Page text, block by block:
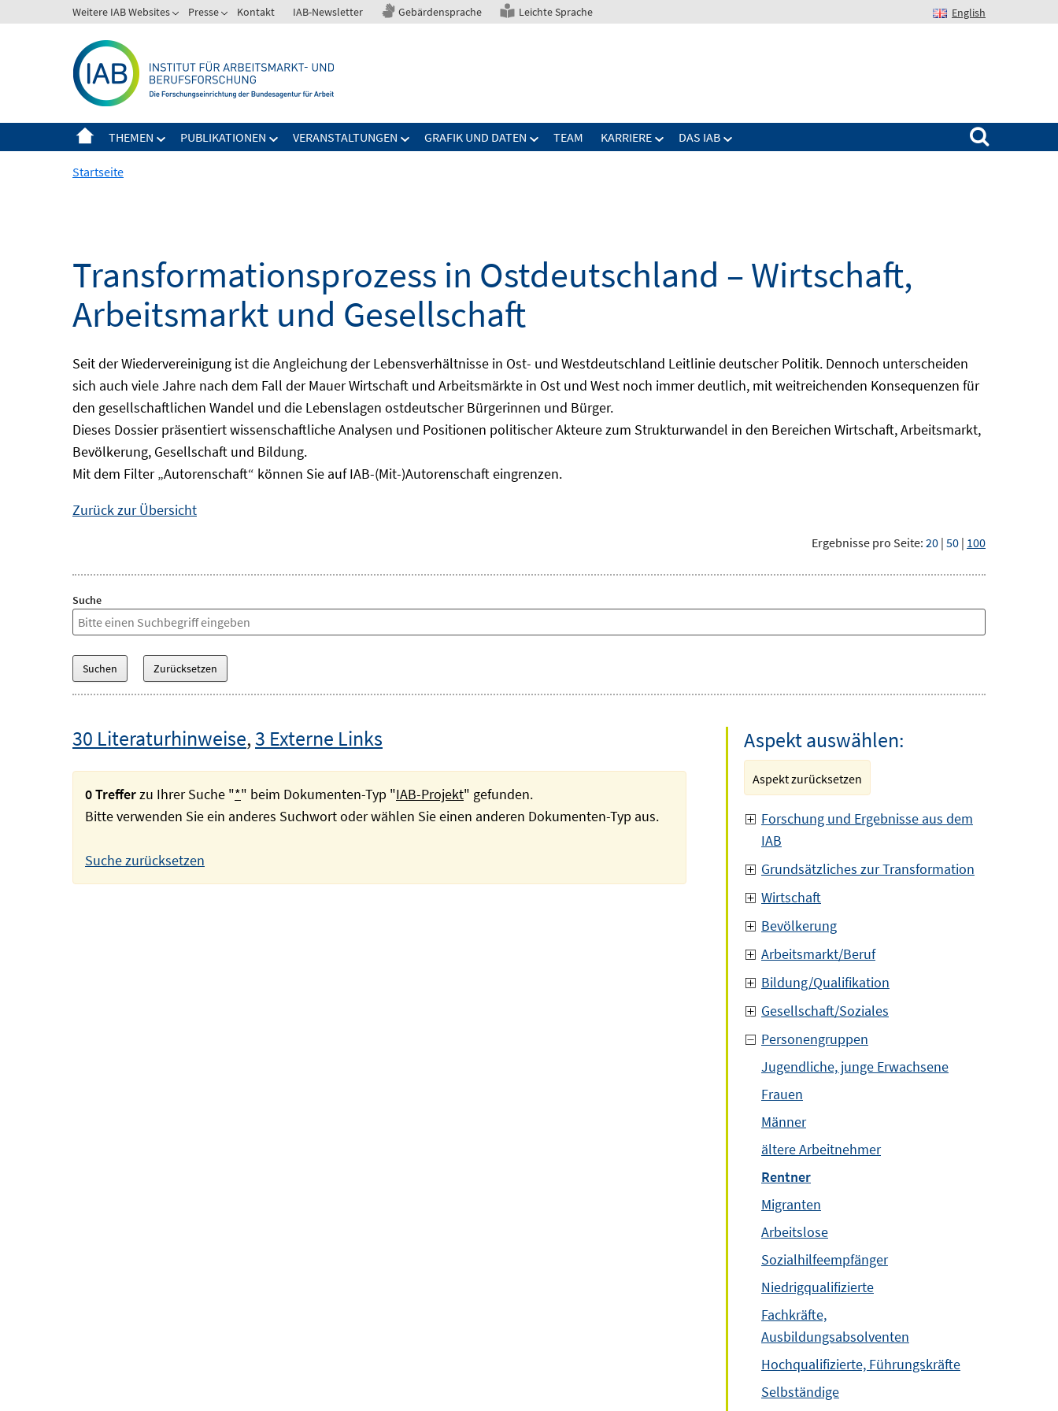
zum
Weitere IAB Websites Presse Kontakt IAB-Newsletter Gebärdensprache Leichte Sprache English
THEMEN PUBLIKATIONEN VERANSTALTUNGEN GRAFIK UND DATEN TEAM KARRIERE DAS IAB
Suchen nach:
Startseite
Transformationsprozess in Ostdeutschland – Wirtschaft,
Arbeitsmarkt und Gesellschaft
Seit der Wiedervereinigung ist die Angleichung der Lebensverhältnisse in Ost- und Westdeutschland Leitlinie deutscher Politik. Dennoch unterscheiden
sich auch viele Jahre nach dem Fall der Mauer Wirtschaft und Arbeitsmärkte in Ost und West noch immer deutlich, mit weitreichenden Konsequenzen für
den gesellschaftlichen Wandel und die Lebenslagen ostdeutscher Bürgerinnen und Bürger.
Dieses Dossier präsentiert wissenschaftliche Analysen und Positionen politischer Akteure zum Strukturwandel in den Bereichen Wirtschaft, Arbeitsmarkt,
Bevölkerung, Gesellschaft und Bildung.
Mit dem Filter „Autorenschaft“ können Sie auf IAB-(Mit-)Autorenschaft eingrenzen.
Zurück zur Übersicht
Ergebnisse pro Seite: 20 | 50 | 100
Suche
30 Literaturhinweise,3 Externe Links
0 Trefferzu Ihrer Suche "*" beim Dokumenten-Typ "IAB-Projekt" gefunden.
Bitte verwenden Sie ein anderes Suchwort oder wählen Sie einen anderen Dokumenten-Typ aus.
Suche zurücksetzen
Aspekt auswählen:
Aspekt zurücksetzen
Forschung und Ergebnisse aus dem
IAB
Grundsätzliches zur Transformation
Wirtschaft
Bevölkerung
Arbeitsmarkt/Beruf
Bildung/Qualifikation
Gesellschaft/Soziales
Personengruppen
Jugendliche, junge Erwachsene
Frauen
Männer
ältere Arbeitnehmer
Rentner
Migranten
Arbeitslose
Sozialhilfeempfänger
Niedrigqualifizierte
Fachkräfte,
Ausbildungsabsolventen
Hochqualifizierte, Führungskräfte
Selbständige